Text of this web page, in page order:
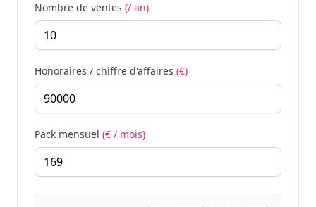
Nombre de ventes (/ an)
Honoraires / chiffre d'affaires (€)
Pack mensuel (€ / mois)